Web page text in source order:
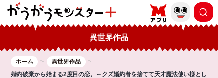
異世界作品
ホーム
異世界作品
婚約破棄から始まる2度目の恋。～クズ婚約者を捨てて天才魔法使い様とし